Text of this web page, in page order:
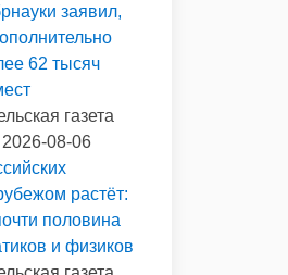
заявил,
62 тысяч
газета
08-06
растёт:
половина
и физиков